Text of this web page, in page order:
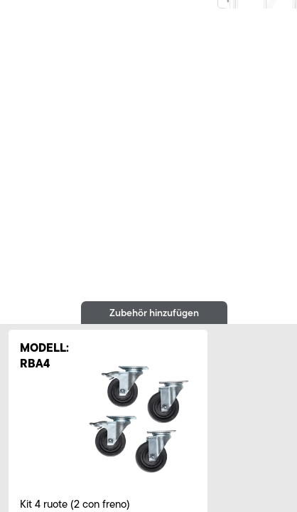
Zubehör hinzufügen
MODELL:
RBA4
Kit 4 ruote (2 con freno)